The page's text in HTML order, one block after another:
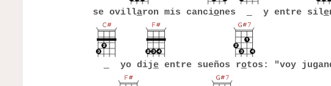
se ovillaron mis canciones y entre sile
yo dijeentre sueños rotos: "voy